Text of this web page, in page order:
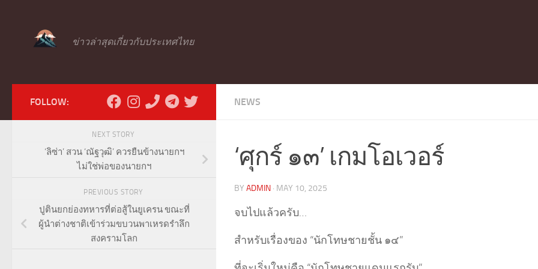
ข่าวล่าสุดเกี่ยวกับประเทศไทย
NEWS
‘ศุกร์ ๑๓’ เกมโอเวอร์
BY ADMIN · MAY 10, 2025
จบไปแล้วครับ…
สำหรับเรื่องของ “นักโทษชายชั้น ๑๔”
FOLLOW:
NEXT STORY
‘ลิซ่า’ สวน ‘ณัฐวุฒิ’ ควรยืนข้างนายกฯ
ไม่ใช่พ่อของนายกฯ
PREVIOUS STORY
ปูตินยกย่องทหารที่ต่อสู้ในยูเครน ขณะที่
ผู้นำต่างชาติเข้าร่วมขบวนพาเหรดรำลึก
สงครามโลก